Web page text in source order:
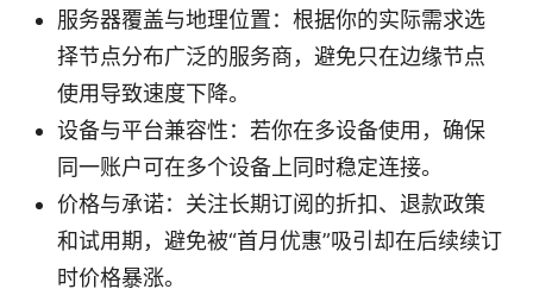
服务器覆盖与地理位置：根据你的实际需求选
择节点分布广泛的服务商，避免只在边缘节点
使用导致速度下降。
设备与平台兼容性：若你在多设备使用，确保
同一账户可在多个设备上同时稳定连接。
价格与承诺：关注长期订阅的折扣、退款政策
和试用期，避免被“首月优惠”吸引却在后续续订
时价格暴涨。